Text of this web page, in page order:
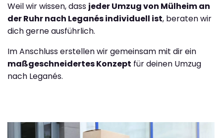
Weil wir wissen, dass jeder Umzug von Mülheim an
der Ruhr nach Leganés individuell ist, beraten wir
dich gerne ausführlich.
Im Anschluss erstellen wir gemeinsam mit dir ein
maßgeschneidertes Konzept für deinen Umzug
nach Leganés.